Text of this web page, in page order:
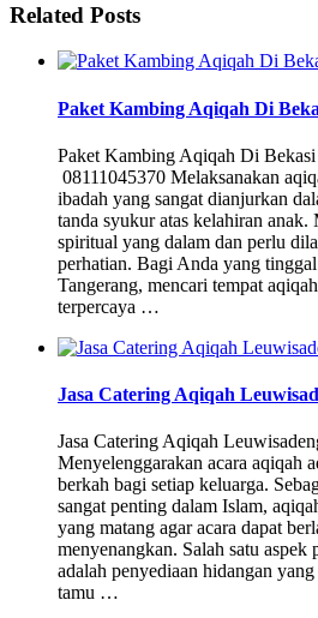
Related Posts
Paket Kambing Aqiqah Di
Paket Kambing Aqiqah Di Bekasi
08111045370 Melaksanakan
ibadah yang sangat dianjurkan
tanda syukur atas kelahiran
spiritual yang dalam dan perlu
perhatian. Bagi Anda yang
Tangerang, mencari tempat
terpercaya …
Jasa Catering Aqiqah
Jasa Catering Aqiqah
Menyelenggarakan acara aqiqah
berkah bagi setiap keluarga.
sangat penting dalam Islam,
yang matang agar acara dapat
menyenangkan. Salah satu aspek
adalah penyediaan hidangan
tamu …